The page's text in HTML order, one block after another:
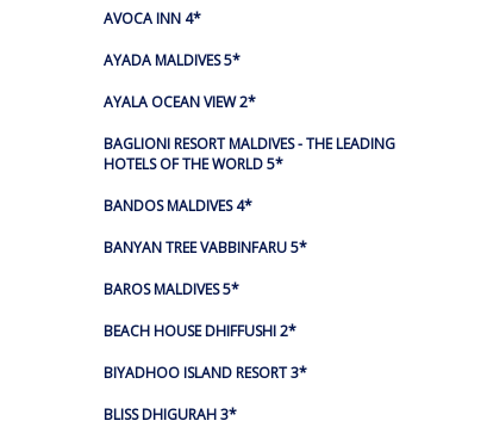
AVOCA INN 4*
AYADA MALDIVES 5*
AYALA OCEAN VIEW 2*
BAGLIONI RESORT MALDIVES - THE LEADING
HOTELS OF THE WORLD 5*
BANDOS MALDIVES 4*
BANYAN TREE VABBINFARU 5*
BAROS MALDIVES 5*
BEACH HOUSE DHIFFUSHI 2*
BIYADHOO ISLAND RESORT 3*
BLISS DHIGURAH 3*